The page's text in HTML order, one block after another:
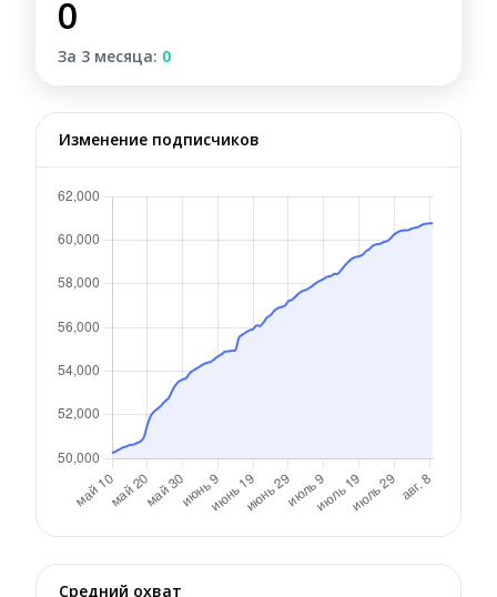
0
За 3 месяца: 0
Изменение подписчиков
Средний охват